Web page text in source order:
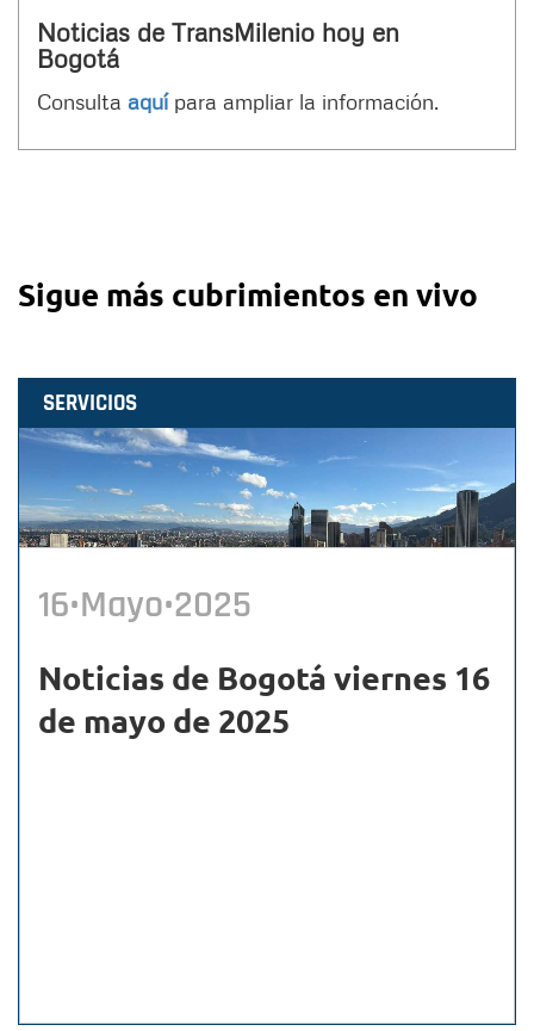
Noticias de TransMilenio hoy en
Bogotá
Consulta aquí para ampliar la información.
Sigue más cubrimientos en vivo
SERVICIOS
16•Mayo•2025
Noticias de Bogotá viernes 16
de mayo de 2025